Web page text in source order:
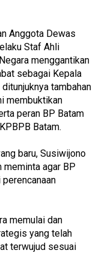
Anggota Dewas
Staf Ahli
menggantikan
sebagai Kepala
tambahan
membuktikan
peran BP Batam
Batam.
baru, Susiwijono
agar BP
memulai dan
yang telah
terwujud sesuai